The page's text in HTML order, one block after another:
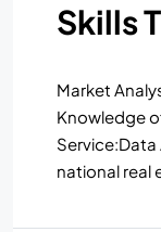
Skills
Market
Knowledge
Service:Data
national real